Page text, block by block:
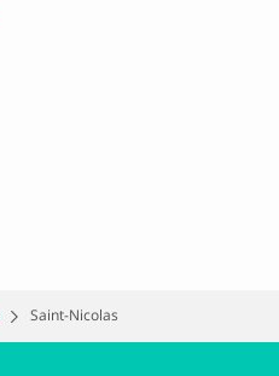
Saint-Nicolas